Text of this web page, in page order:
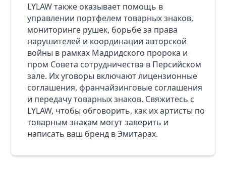
LYLAW также оказывает помощь в
управлении портфелем товарных знаков,
мониторинге рушек, борьбе за права
нарушителей и координации авторской
войны в рамках Мадридского пророка и
пром Совета сотрудничества в Персийском
зале. Их уговоры включают лицензионные
соглашения, франчайзинговые соглашения
и передачу товарных знаков. Свяжитесь с
LYLAW, чтобы обговорить, как их артисты по
товарным знакам могут заверить и
написать ваш бренд в Эмитарах.